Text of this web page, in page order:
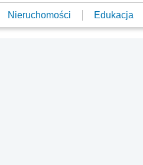
Nieruchomości Edukacja